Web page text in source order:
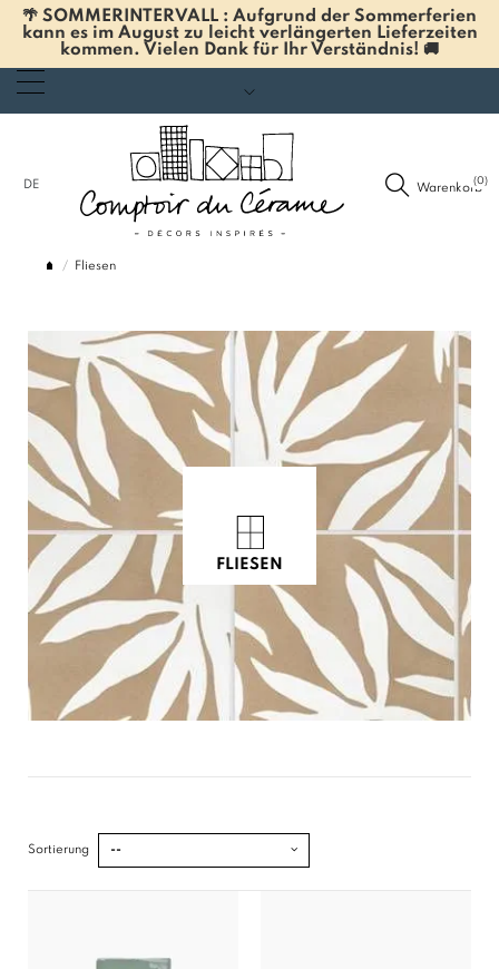
🌴 SOMMERINTERVALL : Aufgrund der Sommerferien
kann es im August zu leicht verlängerten Lieferzeiten
kommen. Vielen Dank für Ihr Verständnis! 🚚
DE Warenkorb
(0)
Fliesen
FLIESEN
Sortierung --